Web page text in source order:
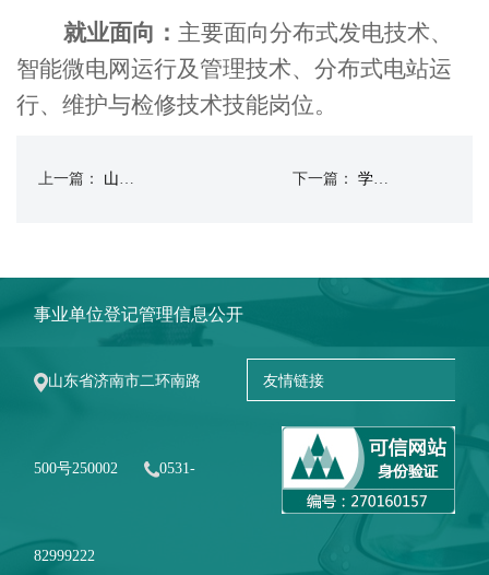
就业面向 ： 主要面向分布式发电技术、
智能微电网运行及管理技术、分布式电站运
行、维护与检修技术技能岗位。
上一篇： 山东省2026年普通高等学校考试招生（春季高考）工作实施办法 下一篇： 学校2026年普通高等教育招生章程
事业单位登记管理信息公开
山东省济南市二环南路
500号250002 0531-
82999222